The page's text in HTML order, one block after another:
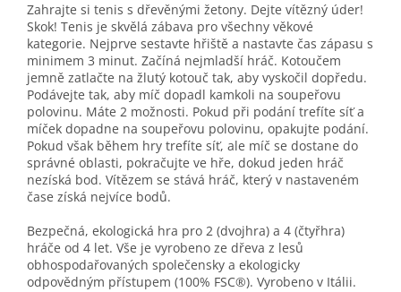
Zahrajte si tenis s dřevěnými žetony. Dejte vítězný úder!
Skok! Tenis je skvělá zábava pro všechny věkové
kategorie. Nejprve sestavte hřiště a nastavte čas zápasu s
minimem 3 minut. Začíná nejmladší hráč. Kotoučem
jemně zatlačte na žlutý kotouč tak, aby vyskočil dopředu.
Podávejte tak, aby míč dopadl kamkoli na soupeřovu
polovinu. Máte 2 možnosti. Pokud při podání trefíte síť a
míček dopadne na soupeřovu polovinu, opakujte podání.
Pokud však během hry trefíte síť, ale míč se dostane do
správné oblasti, pokračujte ve hře, dokud jeden hráč
nezíská bod. Vítězem se stává hráč, který v nastaveném
čase získá nejvíce bodů.
Bezpečná, ekologická hra pro 2 (dvojhra) a 4 (čtyřhra)
hráče od 4 let. Vše je vyrobeno ze dřeva z lesů
obhospodařovaných společensky a ekologicky
odpovědným přístupem (100% FSC®). Vyrobeno v Itálii.